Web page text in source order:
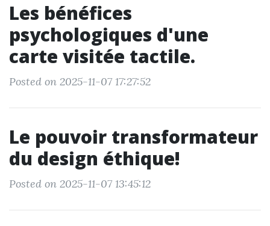
Les bénéfices
psychologiques d'une
carte visitée tactile.
Posted on 2025-11-07 17:27:52
Le pouvoir transformateur
du design éthique!
Posted on 2025-11-07 13:45:12